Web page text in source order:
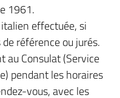
1961.
effectuée, si
référence ou jurés.
au Consulat (Service
pendant les horaires
vous, avec les